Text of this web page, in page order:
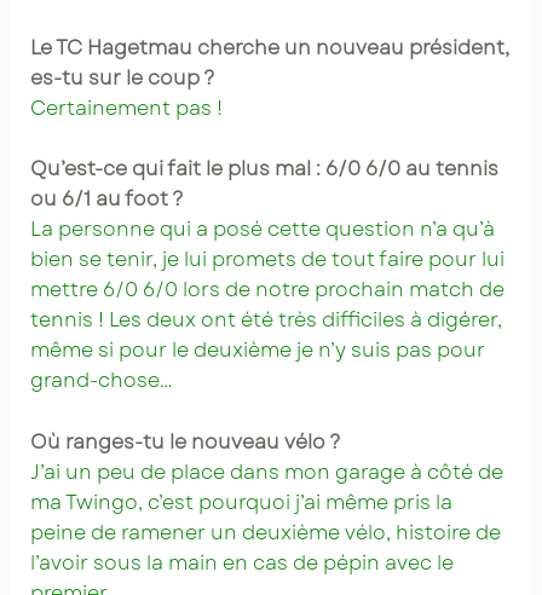
Le TC Hagetmau cherche un nouveau président,
es-tu sur le coup ?
Certainement pas !
Qu’est-ce qui fait le plus mal : 6/0 6/0 au tennis
ou 6/1 au foot ?
La personne qui a posé cette question n’a qu’à
bien se tenir, je lui promets de tout faire pour lui
mettre 6/0 6/0 lors de notre prochain match de
tennis ! Les deux ont été très difficiles à digérer,
même si pour le deuxième je n’y suis pas pour
grand-chose…
Où ranges-tu le nouveau vélo ?
J’ai un peu de place dans mon garage à côté de
ma Twingo, c’est pourquoi j’ai même pris la
peine de ramener un deuxième vélo, histoire de
l’avoir sous la main en cas de pépin avec le